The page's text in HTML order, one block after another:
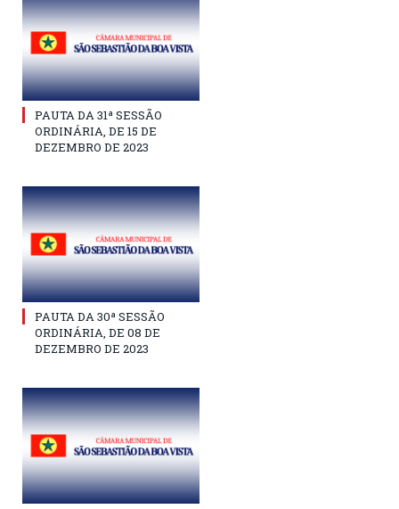
PAUTA DA 31ª SESSÃO
ORDINÁRIA, DE 15 DE
DEZEMBRO DE 2023
PAUTA DA 30ª SESSÃO
ORDINÁRIA, DE 08 DE
DEZEMBRO DE 2023